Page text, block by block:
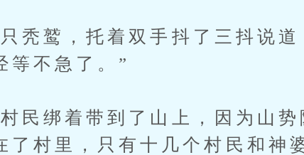
鹫，托着双手抖了三抖说道
等不急了。”
绑着带到了山上，因为山势
了村里，只有十几个村民和神